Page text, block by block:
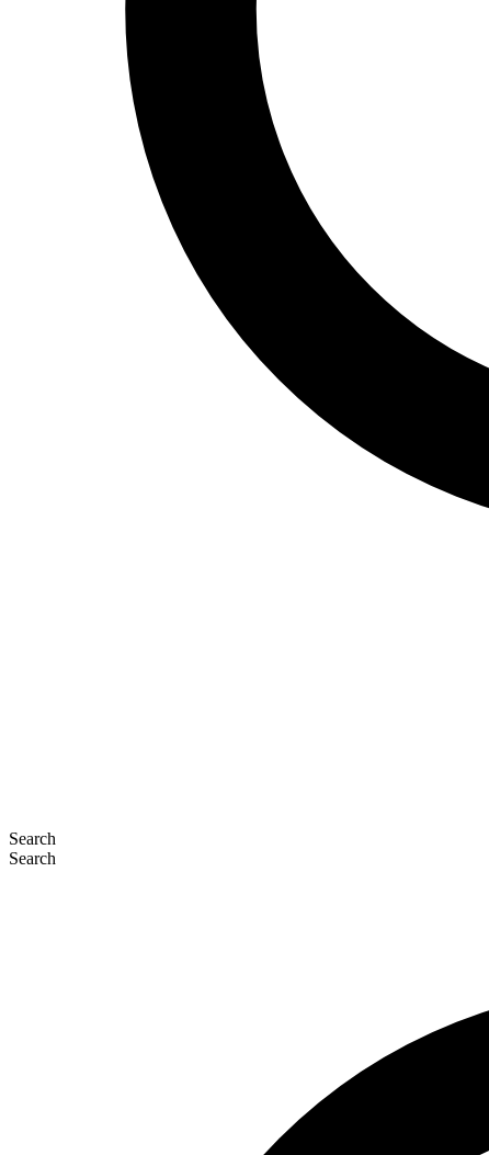
Search
Search